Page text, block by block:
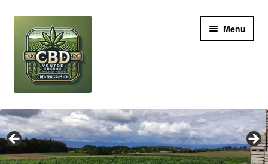
navigation
contenu
Menu
Revendeur
Grossiste Cannabis CBD